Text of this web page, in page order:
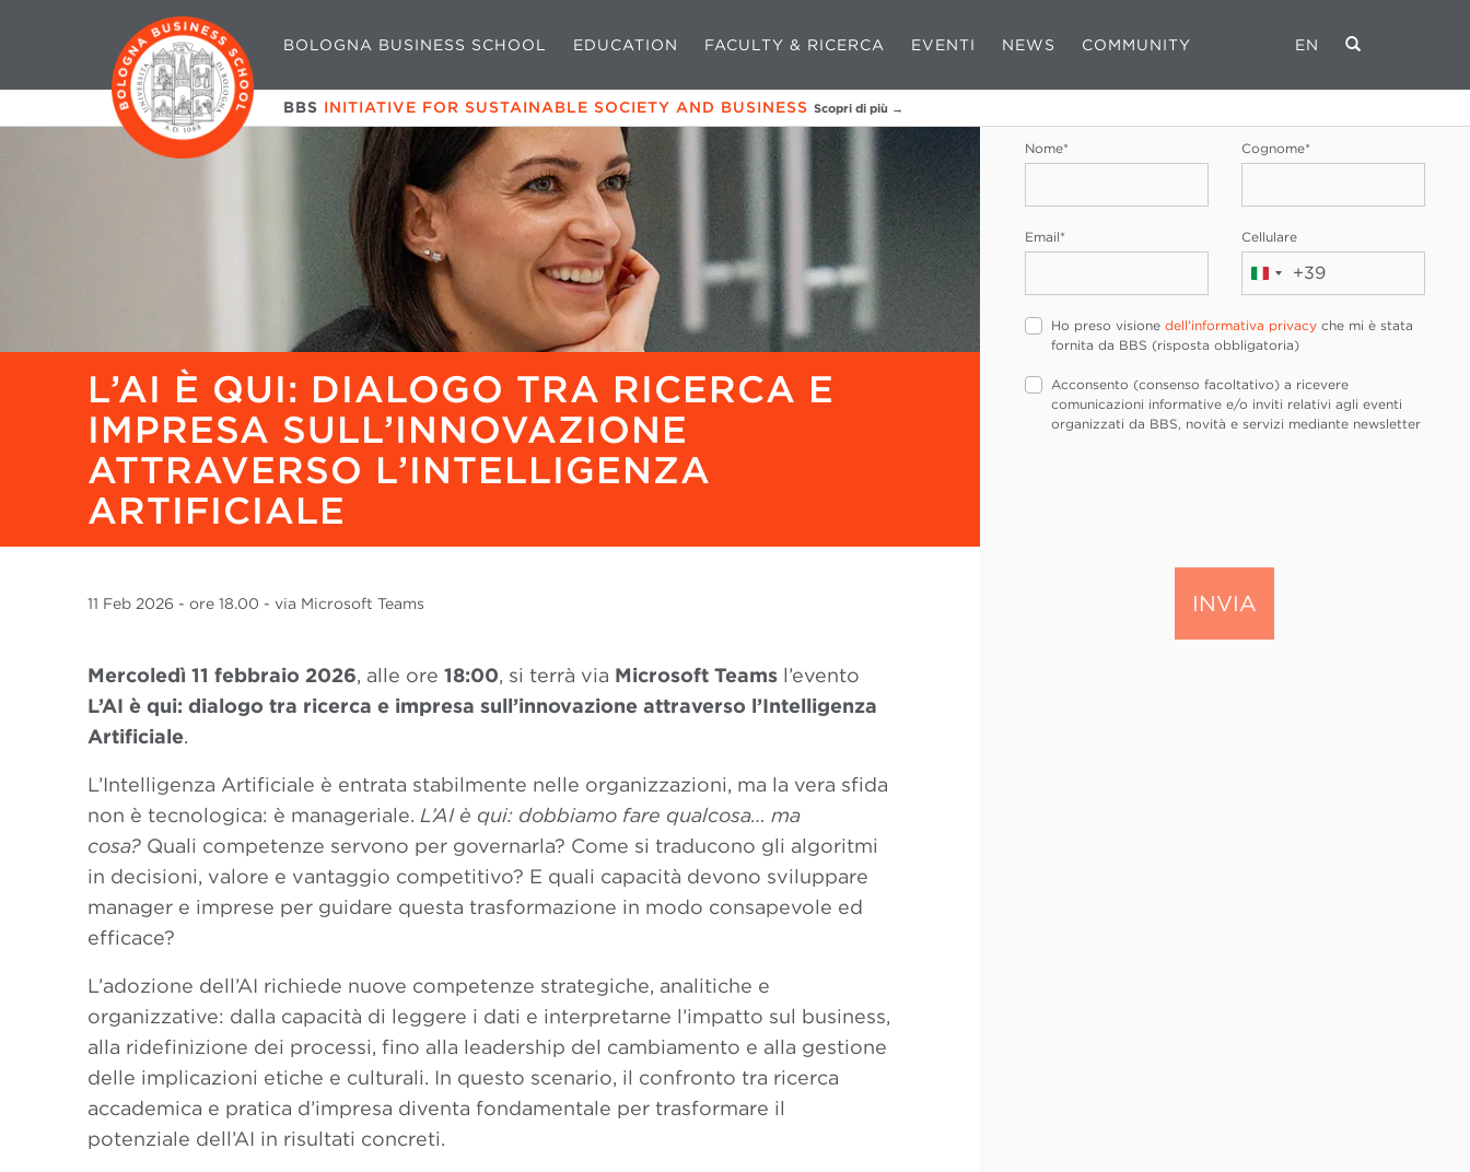
BOLOGNA BUSINESS SCHOOL EDUCATION FACULTY & RICERCA EVENTI NEWS COMMUNITY EN
BBS INITIATIVE FOR SUSTAINABLE SOCIETY AND BUSINESS Scopri di più →
L’AI È QUI: DIALOGO TRA RICERCA E
IMPRESA SULL’INNOVAZIONE
ATTRAVERSO L’INTELLIGENZA
ARTIFICIALE
11 Feb 2026 - ore 18.00 - via Microsoft Teams
Mercoledì 11 febbraio 2026, alle ore 18:00, si terrà via Microsoft Teams l’evento
L’AI è qui: dialogo tra ricerca e impresa sull’innovazione attraverso l’Intelligenza
Artificiale.
L’Intelligenza Artificiale è entrata stabilmente nelle organizzazioni, ma la vera sfida
non è tecnologica: è manageriale. L’AI è qui: dobbiamo fare qualcosa… ma
cosa? Quali competenze servono per governarla? Come si traducono gli algoritmi
in decisioni, valore e vantaggio competitivo? E quali capacità devono sviluppare
manager e imprese per guidare questa trasformazione in modo consapevole ed
efficace?
L’adozione dell’AI richiede nuove competenze strategiche, analitiche e
organizzative: dalla capacità di leggere i dati e interpretarne l’impatto sul business,
alla ridefinizione dei processi, fino alla leadership del cambiamento e alla gestione
delle implicazioni etiche e culturali. In questo scenario, il confronto tra ricerca
accademica e pratica d’impresa diventa fondamentale per trasformare il
potenziale dell’AI in risultati concreti.
Nome* Cognome*
Email* Cellulare
Italia+39
Ho preso visione dell'informativa privacy che mi è stata
fornita da BBS (risposta obbligatoria)
Acconsento (consenso facoltativo) a ricevere
comunicazioni informative e/o inviti relativi agli eventi
organizzati da BBS, novità e servizi mediante newsletter